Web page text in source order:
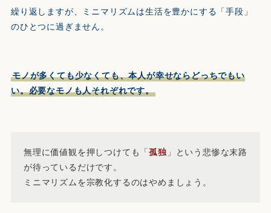
繰り返しますが、ミニマリズムは生活を豊かにする「手段」
のひとつに過ぎません。
モノが多くても少なくても、本人が幸せならどっちでもい
い。必要なモノも人それぞれです。
無理に価値観を押しつけても「孤独 」という悲惨な末路
が待っているだけです。
ミニマリズムを宗教化するのはやめましょう。